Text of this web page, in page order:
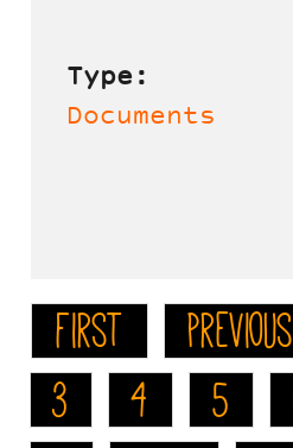
Type:
Documents
first previous
3
4 5